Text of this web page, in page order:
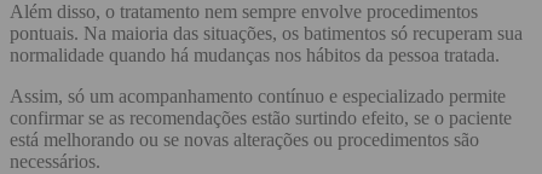
Além disso, o tratamento nem sempre envolve procedimentos
pontuais. Na maioria das situações, os batimentos só recuperam sua
normalidade quando há mudanças nos hábitos da pessoa tratada.
Assim, só um acompanhamento contínuo e especializado permite
confirmar se as recomendações estão surtindo efeito, se o paciente
está melhorando ou se novas alterações ou procedimentos são
necessários.